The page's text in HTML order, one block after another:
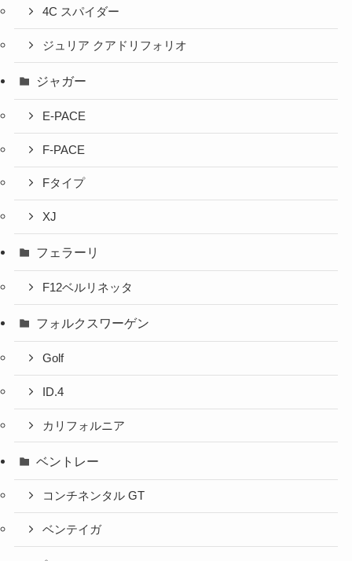
4C スパイダー
ジュリア クアドリフォリオ
ジャガー
E-PACE
F-PACE
Fタイプ
XJ
フェラーリ
F12ベルリネッタ
フォルクスワーゲン
Golf
ID.4
カリフォルニア
ベントレー
コンチネンタル GT
ベンテイガ